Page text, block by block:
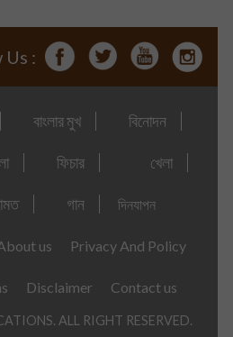
:
বাংলার মুখ বিনোদন
ফিচার খেলা
গান দিনযাপন
us Privacy And Policy
Disclaimer Contact us
ALL RIGHT RESERVED.